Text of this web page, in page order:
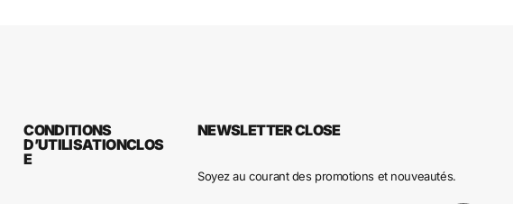
CONDITIONS
D’UTILISATIONCLOS
E
NEWSLETTERCLOSE
Soyez au courant des promotions et nouveautés.